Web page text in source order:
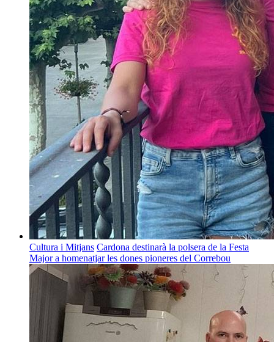
Cultura i Mitjans Cardona destinarà la polsera de la Festa
Major a homenatjar les dones pioneres del Correbou